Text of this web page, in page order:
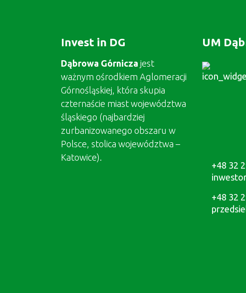
Invest in DG
Dąbrowa Górnicza jest
ważnym ośrodkiem Aglomeracji
Górnośląskiej, która skupia
czternaście miast województwa
śląskiego (najbardziej
zurbanizowanego obszaru w
Polsce, stolica województwa –
Katowice).
UM
+48 32
+48 32